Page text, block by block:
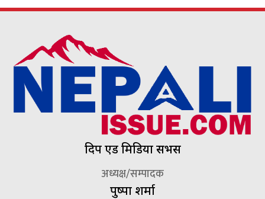
दिप एड मिडिया सर्भिस
अध्यक्ष/सम्पादक
पुष्पा शर्मा